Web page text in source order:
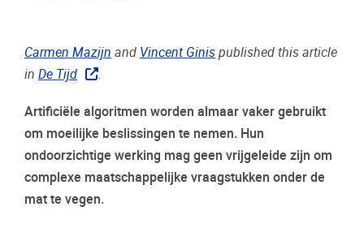
Carmen Mazijn and Vincent Ginis published this article
in De Tijd
Artificiële algoritmen worden almaar vaker gebruikt
om moeilijke beslissingen te nemen. Hun
ondoorzichtige werking mag geen vrijgeleide zijn om
complexe maatschappelijke vraagstukken onder de
mat te vegen.